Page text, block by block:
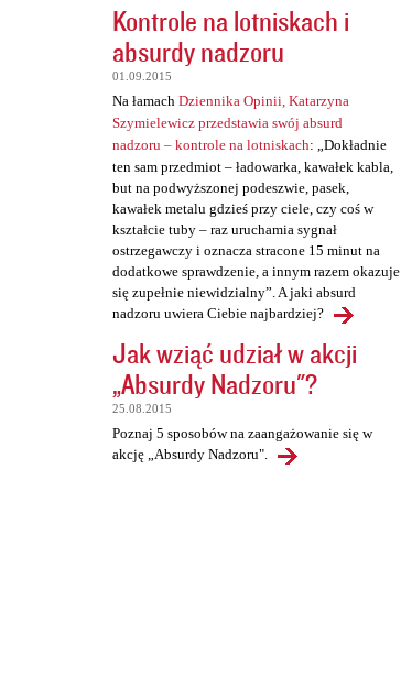
Kontrole na lotniskach i
absurdy nadzoru
01.09.2015
Na łamach Dziennika Opinii, Katarzyna
Szymielewicz przedstawia swój absurd
nadzoru – kontrole na lotniskach: „Dokładnie
ten sam przedmiot – ładowarka, kawałek kabla,
but na podwyższonej podeszwie, pasek,
kawałek metalu gdzieś przy ciele, czy coś w
kształcie tuby – raz uruchamia sygnał
ostrzegawczy i oznacza stracone 15 minut na
dodatkowe sprawdzenie, a innym razem okazuje
się zupełnie niewidzialny”. A jaki absurd
nadzoru uwiera Ciebie najbardziej?
Jak wziąć udział w akcji
„Absurdy Nadzoru"?
25.08.2015
Poznaj 5 sposobów na zaangażowanie się w
akcję „Absurdy Nadzoru".